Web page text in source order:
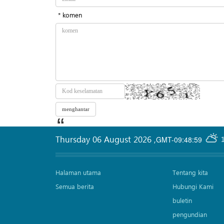
* komen
GMT-09:48:59
Thursday 06 August 2026 ,
Halaman utama
Semua berita
Tentang kita
Hubungi Kami
buletin
pengundian